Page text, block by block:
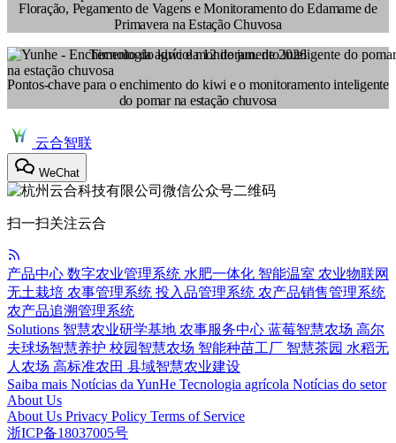
Floração, Pegamento de Vagens e Monitoramento do Edamame de
Primavera na Estação Chuvosa
Tecnologia agrícola 12 de jun. de 2026
Pontos-chave para o enchimento do kiwi e o monitoramento inteligente
do pomar na estação chuvosa
云合智联
WeChat
扫一扫关注云合
产品中心 数字农业管理系统 水肥一体化 智能温室 农业物联网
无土栽培 农事管理系统 投入品管理系统 农产品销售管理系统
农产品追溯管理系统
Solutions 智慧农业研学基地 农事服务中心 蓝莓智慧农场 高尔
夫球场智慧养护 校园智慧农场 智能种苗工厂 智慧茶园 水稻无
人农场 高标准农田 县域智慧农业建设
Saiba mais Notícias da YunHe Tecnologia agrícola Notícias do setor
About Us
About Us Privacy Policy Terms of Service
浙ICP备18037005号